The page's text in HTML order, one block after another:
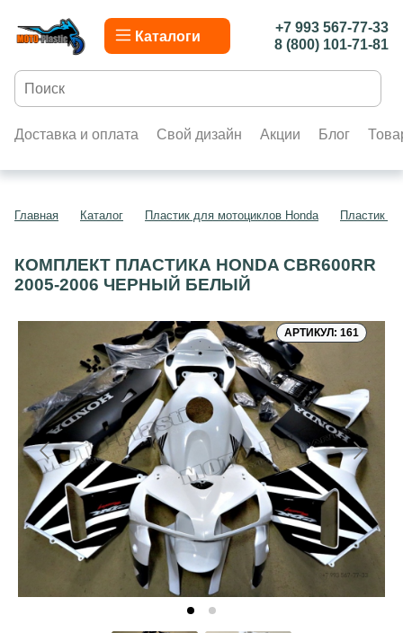
Каталоги
+7 993 567-77-33
8 (800) 101-71-81
Доставка и оплата Свой дизайн Акции Блог
Главная Каталог Пластик для мотоциклов Honda Пластик
КОМПЛЕКТ ПЛАСТИКА HONDA CBR600RR
2005-2006 ЧЕРНЫЙ БЕЛЫЙ
АРТИКУЛ: 161